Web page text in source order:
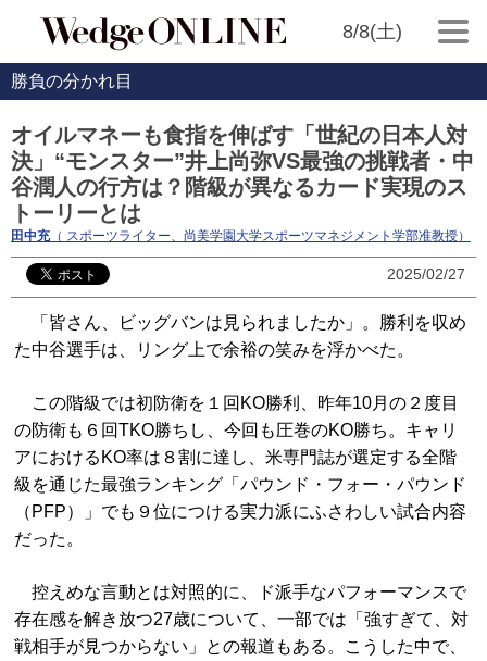
8/8(土)
勝負の分かれ目
オイルマネーも食指を伸ばす「世紀の日本人対
決」“モンスター”井上尚弥VS最強の挑戦者・中
谷潤人の行方は？階級が異なるカード実現のス
トーリーとは
田中充（ スポーツライター、尚美学園大学スポーツマネジメント学部准教授）
2025/02/27
「皆さん、ビッグバンは見られましたか」。勝利を収め
た中谷選手は、リング上で余裕の笑みを浮かべた。
この階級では初防衛を１回KO勝利、昨年10月の２度目
の防衛も６回TKO勝ちし、今回も圧巻のKO勝ち。キャリ
アにおけるKO率は８割に達し、米専門誌が選定する全階
級を通じた最強ランキング「パウンド・フォー・パウンド
（PFP）」でも９位につける実力派にふさわしい試合内容
だった。
控えめな言動とは対照的に、ド派手なパフォーマンスで
存在感を解き放つ27歳について、一部では「強すぎて、対
戦相手が見つからない」との報道もある。こうした中で、